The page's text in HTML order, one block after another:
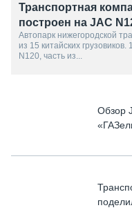
Транспортная
построен на JAC
Автопарк нижегородской
из 15 китайских
N120, часть из...
Обзор